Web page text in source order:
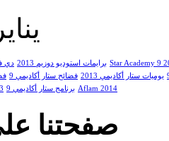
14
برايمات استوديو دوزيم 2013 دي
Star Academy 9
يوميات ستار أكاديمي 2013 فضائح ستار أكاديمي 9
برنامج ستار أكاديمي 9 Aflam 2014
صفحتنا